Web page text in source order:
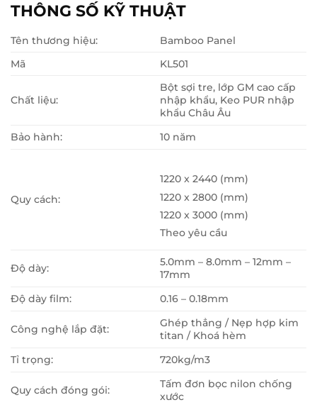
THÔNG SỐ KỸ THUẬT
Tên thương hiệu:
Bamboo Panel
Mã
KL501
Chất liệu:
Bột sợi tre, lớp GM cao cấp
nhập khẩu, Keo PUR nhập
khẩu Châu Âu
Bảo hành:
10 năm
Quy cách:
1220 x 2440 (mm)
1220 x 2800 (mm)
1220 x 3000 (mm)
Theo yêu cầu
Độ dày:
5.0mm – 8.0mm – 12mm –
17mm
Độ dày film:
0.16 – 0.18mm
Công nghệ lắp đặt:
Ghép thẳng / Nẹp hợp kim
titan / Khoá hèm
Tỉ trọng:
720kg/m3
Quy cách đóng gói:
Tấm đơn bọc nilon chống
xước